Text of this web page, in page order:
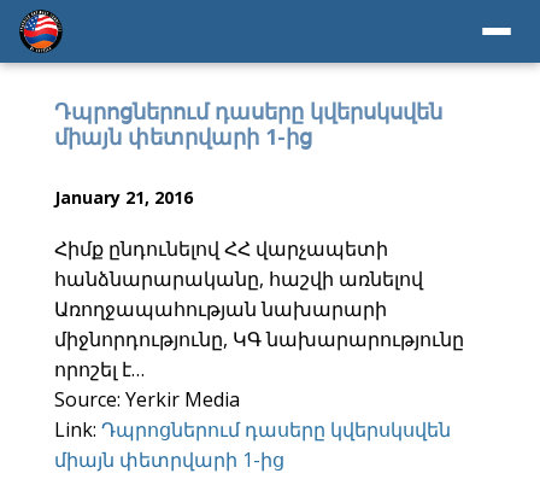
Դպրոցներում դասերը կվերսկսվեն
միայն փետրվարի 1-ից
January 21, 2016
Հիմք ընդունելով ՀՀ վարչապետի
հանձնարարականը, հաշվի առնելով
Առողջապահության նախարարի
միջնորդությունը, ԿԳ նախարարությունը
որոշել է…
Source: Yerkir Media
Link: Դպրոցներում դասերը կվերսկսվեն
միայն փետրվարի 1-ից